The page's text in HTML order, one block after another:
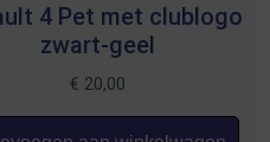
4 Pet met clublogo
zwart-geel
€ 20,00